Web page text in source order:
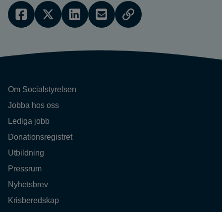
Om Socialstyrelsen
Jobba hos oss
Lediga jobb
Donationsregistret
Utbildning
Pressrum
Nyhetsbrev
Krisberedskap